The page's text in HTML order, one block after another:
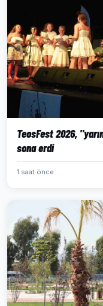
TeosFest 2026,
sona erdi
1 saat önce